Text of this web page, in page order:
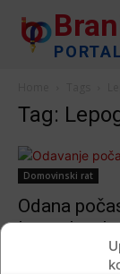
PORTAL
Tag:
Domovinski rat
Odana
Braniteljski portal